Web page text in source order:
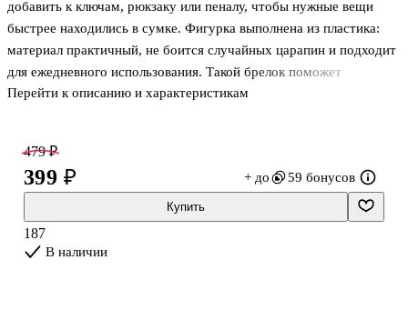
добавить к ключам, рюкзаку или пеналу, чтобы нужные вещи
быстрее находились в сумке. Фигурка выполнена из пластика:
материал практичный, не боится случайных царапин и подходит
для ежедневного использования. Такой брелок поможет
подчеркнуть стиль и станет небольшим, но запоминающимся
Обратите внимание: товар продаётся в ассортименте, выбор
конкретного варианта недоступен.
Bookvalno — это собственный бренд Читай-города. Команда
профессионалов тщательно прорабатывает каждый элемент
Перейти к описанию и характеристикам
Bookvalno
202406-15)
(12-BaoZun-
M12)
479 ₽
399 ₽ + до 59 бонусов
Купить
187
В наличии